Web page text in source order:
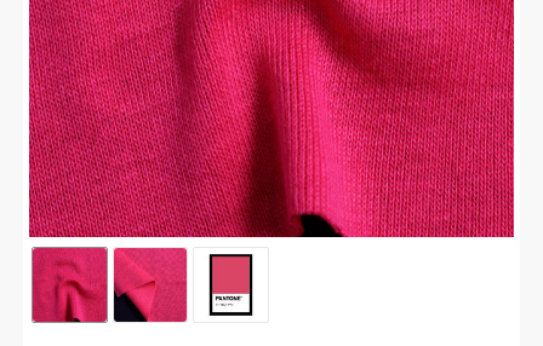
บุ้งทีเค 1*1(บานเย็น) #1